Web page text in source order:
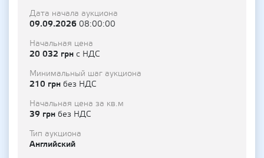
Дата начала аукциона
09.09.2026 08:00:00
Начальная цена
20 032 грн с НДС
Минимальный шаг аукциона
210 грн без НДС
Начальная цена за кв.м
39 грн без НДС
Тип аукциона
Английский